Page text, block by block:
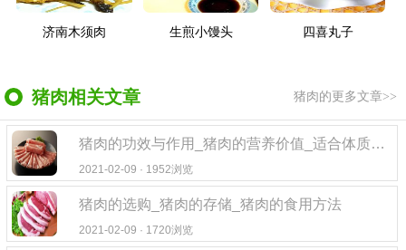
济南木须肉 生煎小馒头 四喜丸子
猪肉相关文章 猪肉的更多文章>>
猪肉的功效与作用_猪肉的营养价值_适合体质_猪肉的食用禁忌
2021-02-09 · 1952浏览
猪肉的选购_猪肉的存储_猪肉的食用方法
2021-02-09 · 1720浏览